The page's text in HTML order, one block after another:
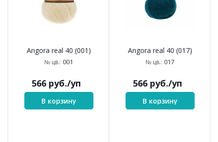
Angora real 40 (001)
№ цв.: 001
566 руб./уп
В корзину
Angora real 40 (017)
№ цв.: 017
566 руб./уп
В корзину